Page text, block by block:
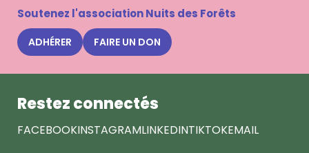
Soutenez l'association Nuits des Forêts
ADHÉRER FAIRE UN DON
Restez connectés
FACEBOOKINSTAGRAMLINKEDINTIKTOKEMAIL